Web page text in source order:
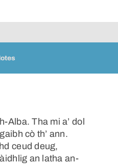
Tha mi a’ dol
cò th’ ann.
ceud deug,
an latha an-